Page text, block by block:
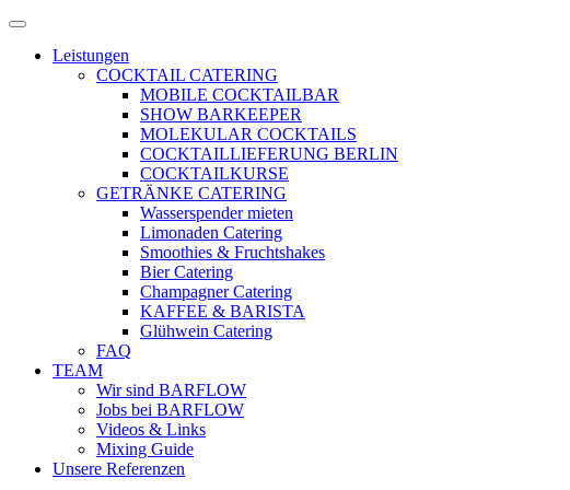
Zum
springen
Menü
öffnenLeistungen
COCKTAIL CATERING
MOBILE COCKTAILBAR
SHOW BARKEEPER
MOLEKULAR COCKTAILS
COCKTAILLIEFERUNG BERLIN
COCKTAILKURSE
GETRÄNKE CATERING
Wasserspender mieten
Limonaden Catering
Smoothies & Fruchtshakes
Bier Catering
Champagner Catering
KAFFEE & BARISTA
Glühwein Catering
FAQ
TEAM
Wir sind BARFLOW
Jobs bei BARFLOW
Videos & Links
Mixing Guide
Unsere Referenzen